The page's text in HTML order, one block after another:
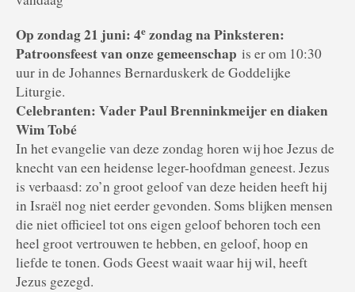
Op zondag 21 juni: 4e zondag na Pinksteren:
Patroonsfeest van onze gemeenschap is er om 10:30
uur in de Johannes Bernarduskerk de Goddelijke
Liturgie.
Celebranten: Vader Paul Brenninkmeijer en diaken
Wim Tobé
In het evangelie van deze zondag horen wij hoe Jezus de
knecht van een heidense leger-hoofdman geneest. Jezus
is verbaasd: zo’n groot geloof van deze heiden heeft hij
in Israël nog niet eerder gevonden. Soms blijken mensen
die niet officieel tot ons eigen geloof behoren toch een
heel groot vertrouwen te hebben, en geloof, hoop en
liefde te tonen. Gods Geest waait waar hij wil, heeft
Jezus gezegd.